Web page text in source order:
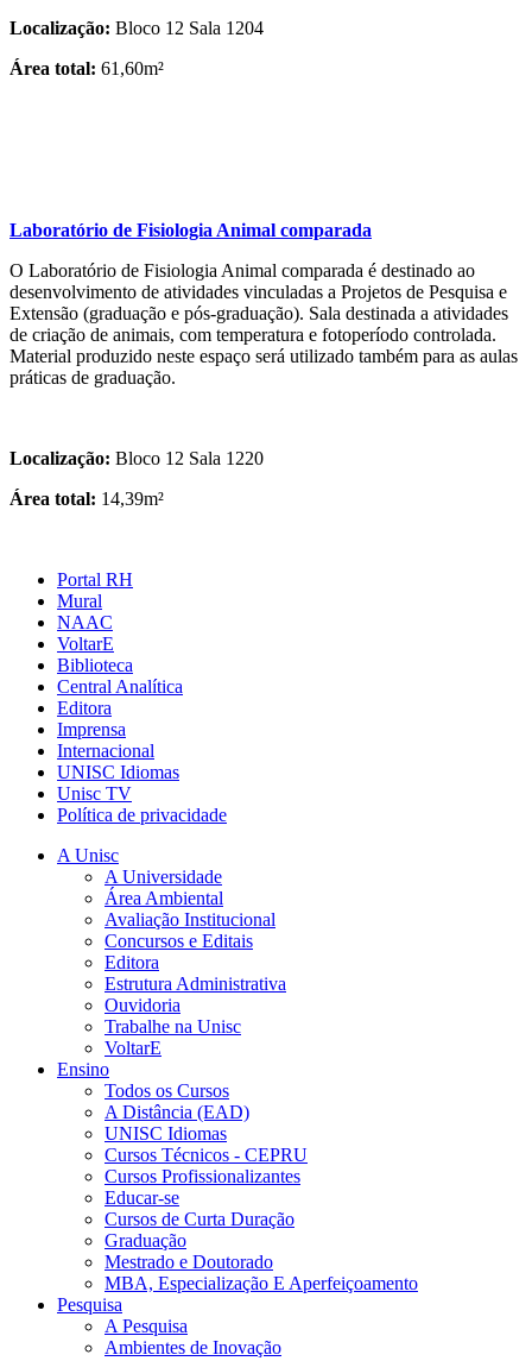
Localização: Bloco 12 Sala 1204
Área total: 61,60m²
Laboratório de Fisiologia Animal comparada
O Laboratório de Fisiologia Animal comparada é destinado ao
desenvolvimento de atividades vinculadas a Projetos de Pesquisa e
Extensão (graduação e pós-graduação). Sala destinada a atividades
de criação de animais, com temperatura e fotoperíodo controlada.
Material produzido neste espaço será utilizado também para as aulas
práticas de graduação.
Localização: Bloco 12 Sala 1220
Área total: 14,39m²
Portal RH
Mural
NAAC
VoltarE
Biblioteca
Central Analítica
Editora
Imprensa
Internacional
UNISC Idiomas
Unisc TV
Política de privacidade
A Unisc
A Universidade
Área Ambiental
Avaliação Institucional
Concursos e Editais
Editora
Estrutura Administrativa
Ouvidoria
Trabalhe na Unisc
VoltarE
Ensino
Todos os Cursos
A Distância (EAD)
UNISC Idiomas
Cursos Técnicos - CEPRU
Cursos Profissionalizantes
Educar-se
Cursos de Curta Duração
Graduação
Mestrado e Doutorado
MBA, Especialização E Aperfeiçoamento
Pesquisa
A Pesquisa
Ambientes de Inovação